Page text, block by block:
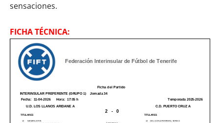
sensaciones.
FICHA TÉCNICA: